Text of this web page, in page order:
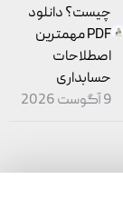
چیست؟ دانلود
PDF مهمترین
اصطلاحات
حسابداری
9 آگوست 2026